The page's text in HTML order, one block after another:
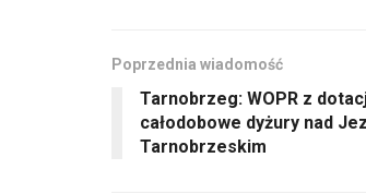
Poprzednia wiadomość
Tarnobrzeg: WOPR z
całodobowe dyżury nad
Tarnobrzeskim